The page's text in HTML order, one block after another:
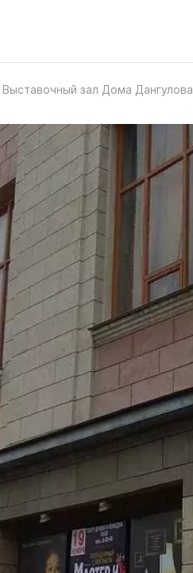
Выставочный зал Дома Дангулова